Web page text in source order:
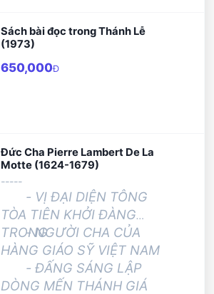
Sách bài đọc trong Thánh Lễ
(1973)
650,000Đ
Đức Cha Pierre Lambert De La
Motte (1624-1679)
-----
- VỊ ĐẠI DIỆN TÔNG
TÒA TIÊN KHỞI ĐÀNG
TRONG
- NGƯỜI CHA CỦA
HÀNG GIÁO SỸ VIỆT NAM
- ĐẤNG SÁNG LẬP
DÒNG MẾN THÁNH GIÁ